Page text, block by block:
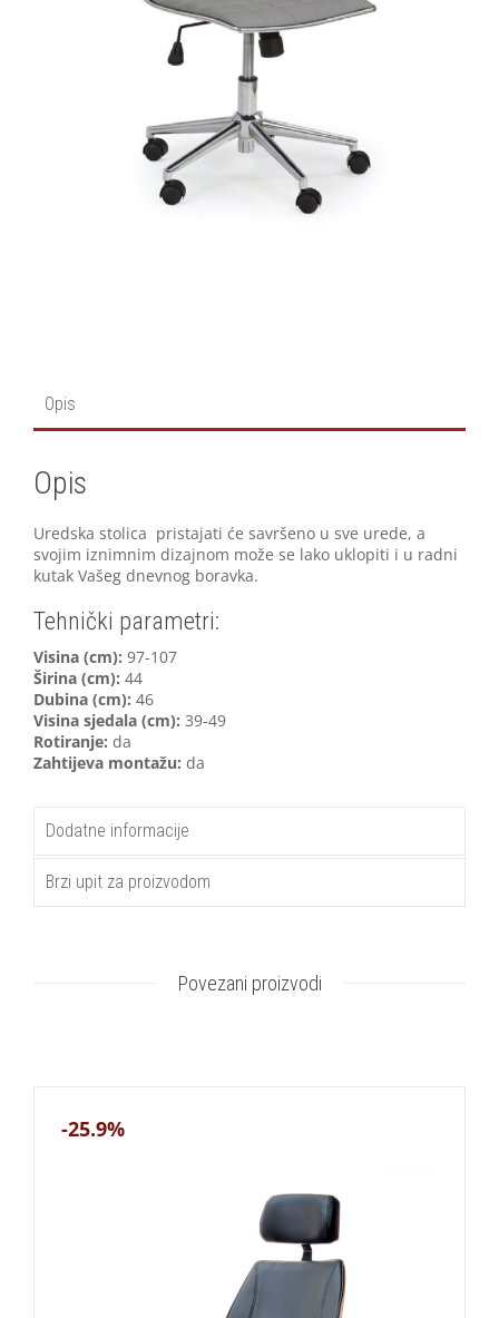
Opis
Opis
Uredska stolica pristajati će savršeno u sve urede, a
svojim iznimnim dizajnom može se lako uklopiti i u radni
kutak Vašeg dnevnog boravka.
Tehnički parametri:
Visina (cm): 97-107
Širina (cm): 44
Dubina (cm): 46
Visina sjedala (cm): 39-49
Rotiranje: da
Zahtijeva montažu: da
Dodatne informacije
Brzi upit za proizvodom
Povezani proizvodi
-25.9%